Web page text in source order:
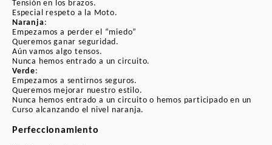
(iniciación/perfeccionamiento) · 410 €
(deportivo)
Albacete— 300 €
Cartagena
(deportivo)
3. REQUISITOS PARA PARTICIPAR
Tensión en los brazos.
Especial respeto a la Moto.
Naranja:
Empezamos a perder el “miedo”
Queremos ganar seguridad.
Aún vamos algo tensos.
Nunca hemos entrado a un circuito.
Verde:
Empezamos a sentirnos seguros.
Queremos mejorar nuestro estilo.
Nunca hemos entrado a un circuito o hemos participado en un
Curso alcanzando el nivel naranja.
Perfeccionamiento